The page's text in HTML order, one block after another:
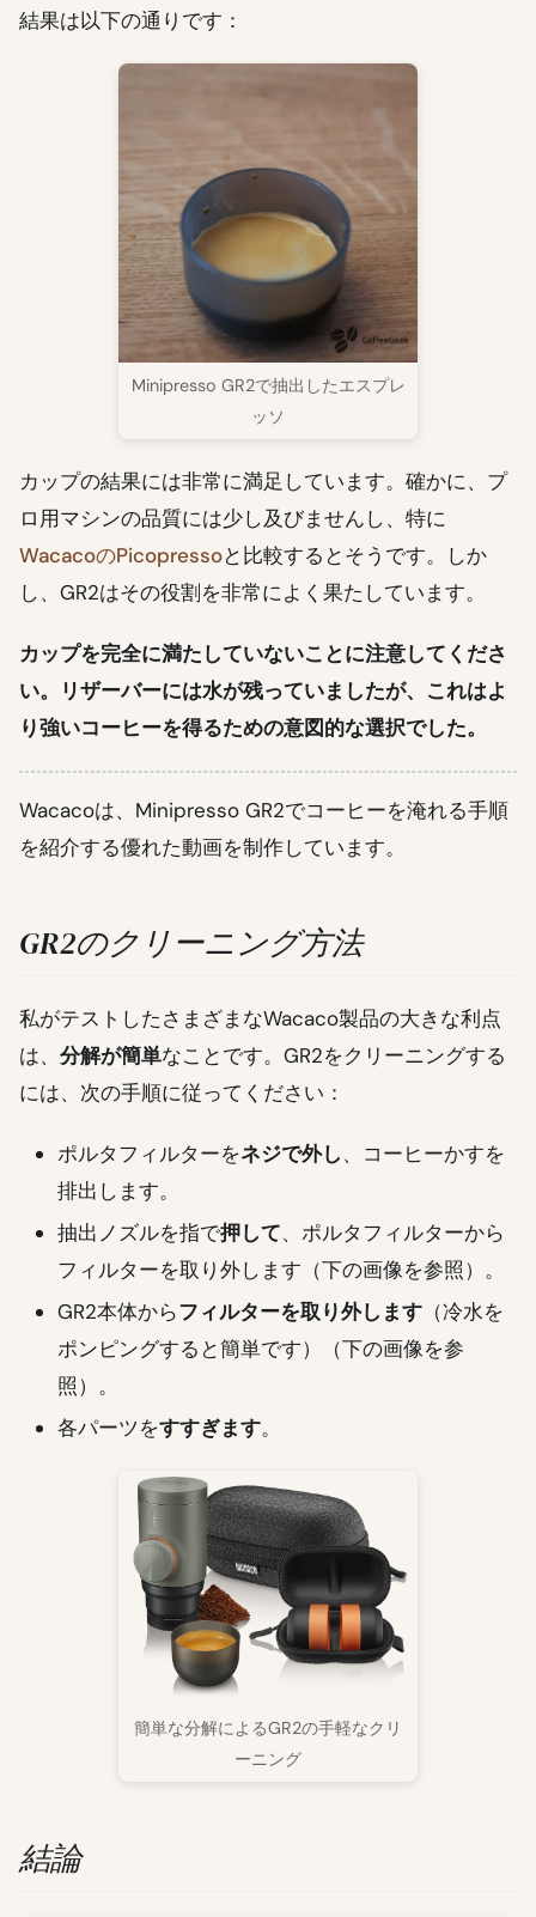
結果は以下の通りです：
Minipresso GR2で抽出したエスプレ
ッソ
カップの結果には非常に満足しています。確かに、プ
ロ用マシンの品質には少し及びませんし、特に
WacacoのPicopressoと比較するとそうです。しか
し、GR2はその役割を非常によく果たしています。
カップを完全に満たしていないことに注意してくださ
い。リザーバーには水が残っていましたが、これはよ
り強いコーヒーを得るための意図的な選択でした。
Wacacoは、Minipresso GR2でコーヒーを淹れる手順
を紹介する優れた動画を制作しています。
GR2のクリーニング方法
私がテストしたさまざまなWacaco製品の大きな利点
は、 分解が簡単なことです。GR2をクリーニングする
には、次の手順に従ってください：
ポルタフィルターをネジで外し、コーヒーかすを
排出します。
抽出ノズルを指で押して、ポルタフィルターから
フィルターを取り外します（下の画像を参照）。
GR2本体からフィルターを取り外します （冷水を
ポンピングすると簡単です）（下の画像を参
照）。
各パーツをすすぎます。
簡単な分解によるGR2の手軽なクリ
ーニング
結論